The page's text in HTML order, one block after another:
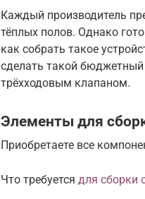
Каждый производитель
тёплых полов. Однако
как собрать такое
сделать такой
трёхходовым клапаном.
Элементы для
Приобретаете все
Что требуется для сборки